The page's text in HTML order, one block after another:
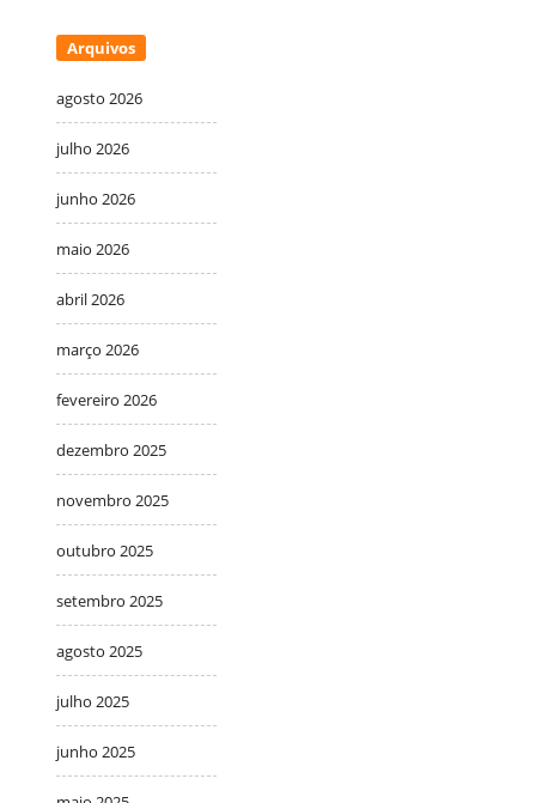
Arquivos
agosto 2026
julho 2026
junho 2026
maio 2026
abril 2026
março 2026
fevereiro 2026
dezembro 2025
novembro 2025
outubro 2025
setembro 2025
agosto 2025
julho 2025
junho 2025